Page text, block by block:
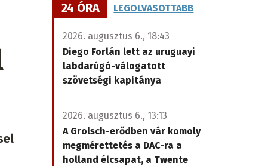
24 ÓRA LEGOLVASOTTABB
2026. augusztus 6., 18:43
Diego Forlán lett az uruguayi
labdarúgó-válogatott
szövetségi kapitánya
2026. augusztus 6., 13:13
A Grolsch-erődben vár komoly
megmérettetés a DAC-ra a
holland élcsapat, a Twente